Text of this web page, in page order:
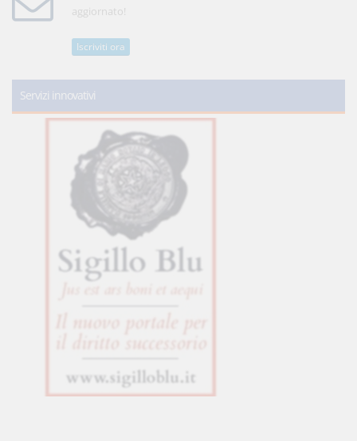
aggiornato!
Iscriviti ora
Servizi innovativi